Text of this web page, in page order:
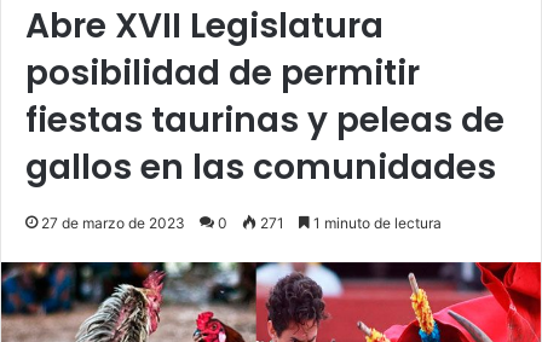
Abre XVII Legislatura
posibilidad de permitir
fiestas taurinas y peleas de
gallos en las comunidades
27 de marzo de 2023 0 271 1 minuto de lectura